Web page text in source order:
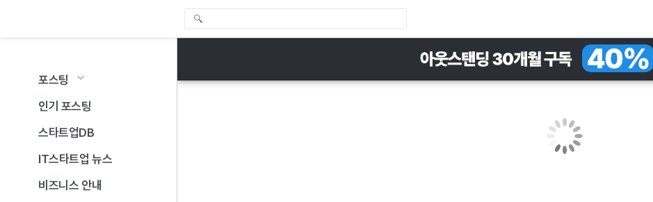
포스팅
인기 포스팅
스타트업DB
IT스타트업 뉴스
비즈니스 안내